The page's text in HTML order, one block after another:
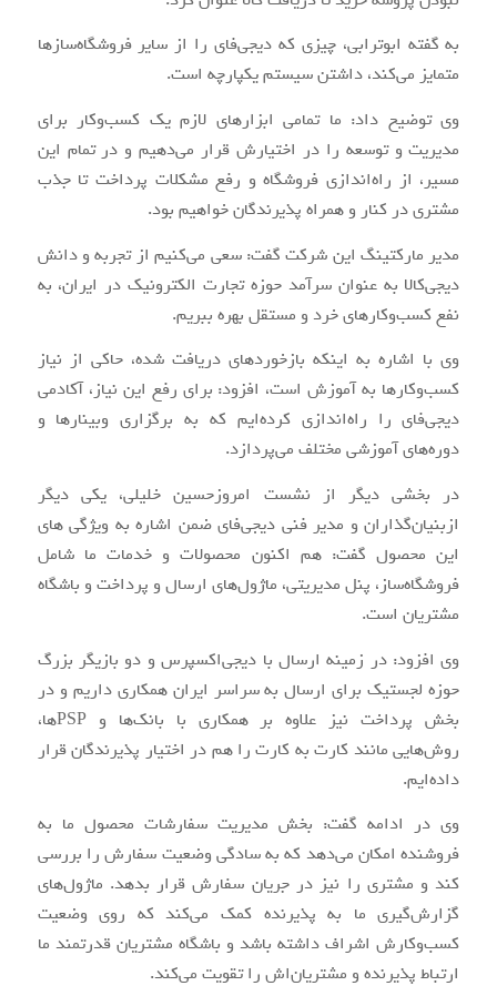
به گفته ابوترابی، چیزی که دیجی‌فای را از سایر فروشگاه‌سازها
متمایز می‌کند، داشتن سیستم یکپارچه است.
وی توضیح داد: ما تمامی ابزارهای لازم یک کسب‌وکار برای
مدیریت و توسعه را در اختیارش قرار می‌دهیم و در تمام این
مسیر، از راه‌اندازی فروشگاه و رفع مشکلات پرداخت تا جذب
مشتری در کنار و همراه پذیرندگان خواهیم بود.
مدیر مارکتینگ این شرکت گفت: سعی می‌کنیم از تجربه و دانش
دیجی‌کالا به عنوان سرآمد حوزه تجارت الکترونیک در ایران، به
نفع کسب‌وکارهای خرد و مستقل بهره ببریم.
وی با اشاره به اینکه بازخوردهای دریافت شده، حاکی از نیاز
کسب‌وکارها به آموزش است، افزود: برای رفع این نیاز، آکادمی
دیجی‌فای را راه‌اندازی کرده‌ایم که به برگزاری وبینارها و
دوره‌های آموزشی مختلف می‌پردازد.
در بخشی دیگر از نشست امروزحسین خلیلی، یکی دیگر
از‌بنیان‌گذاران و مدیر فنی دیجی‌فای ضمن اشاره به ویژگی های
این محصول گفت: هم اکنون محصولات و خدمات ما شامل
فروشگاه‌ساز، پنل مدیریتی، ماژول‌های ارسال و پرداخت و باشگاه
مشتریان است.
وی افزود: در زمینه ارسال با دیجی‌اکسپرس و دو بازیگر بزرگ
حوزه لجستیک برای ارسال به سراسر ایران همکاری داریم و در
بخش پرداخت نیز علاوه بر همکاری با بانک‌ها و PSPها،
روش‌هایی مانند کارت به کارت را هم در اختیار پذیرندگان قرار
داده‌ایم.
وی در ادامه گفت: بخش مدیریت سفارشات محصول ما به
فروشنده امکان می‌دهد که به سادگی وضعیت سفارش را بررسی
کند و مشتری را نیز در جریان سفارش قرار بدهد. ماژول‌های
گزارش‌گیری ما به پذیرنده کمک می‌کند که روی وضعیت
کسب‌وکارش اشراف داشته باشد و باشگاه مشتریان قدرتمند ما
ارتباط پذیرنده و مشتریان‌اش را تقویت می‌کند.